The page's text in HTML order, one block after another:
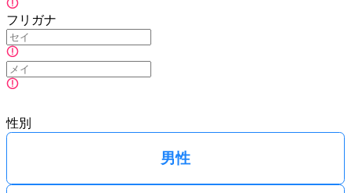
フリガナ
性別
男性